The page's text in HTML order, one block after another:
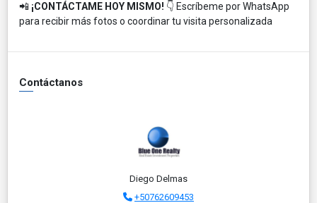
📲 ¡CONTÁCTAME HOY MISMO! 👇 Escríbeme por WhatsApp
para recibir más fotos o coordinar tu visita personalizada
Contáctanos
Diego Delmas
+50762609453